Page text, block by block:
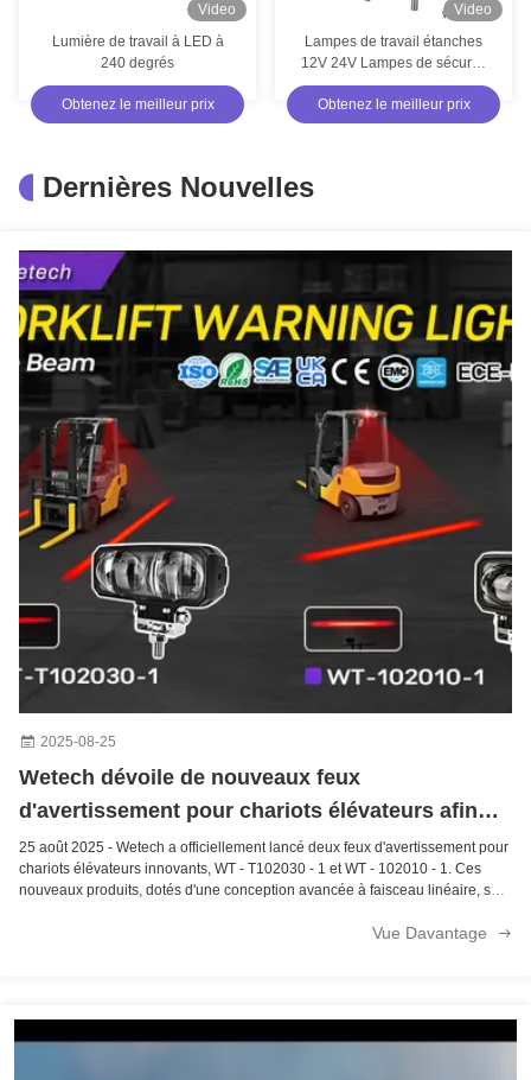
Video
Lumière de travail à LED à
240 degrés
Obtenez le meilleur prix
Video
Lampes de travail étanches
12V 24V Lampes de sécurité
pour piétons 30W
Obtenez le meilleur prix
Dernières Nouvelles
2025-08-25
Wetech dévoile de nouveaux feux
d'avertissement pour chariots élévateurs afin
d'améliorer la sécurité industrielle
25 août 2025 - Wetech a officiellement lancé deux feux d'avertissement pour
chariots élévateurs innovants, WT - T102030 - 1 et WT - 102010 - 1. Ces
nouveaux produits, dotés d'une conception avancée à faisceau linéaire, sont
Vue Davantage